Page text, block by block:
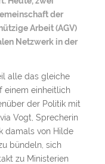
der
Arbeit (AGV)
Netzwerk in der
alle das gleiche
einem einheitlich
der Politik mit
Vogt, Sprecherin
damals von Hilde
bündeln, sich
zu Ministerien